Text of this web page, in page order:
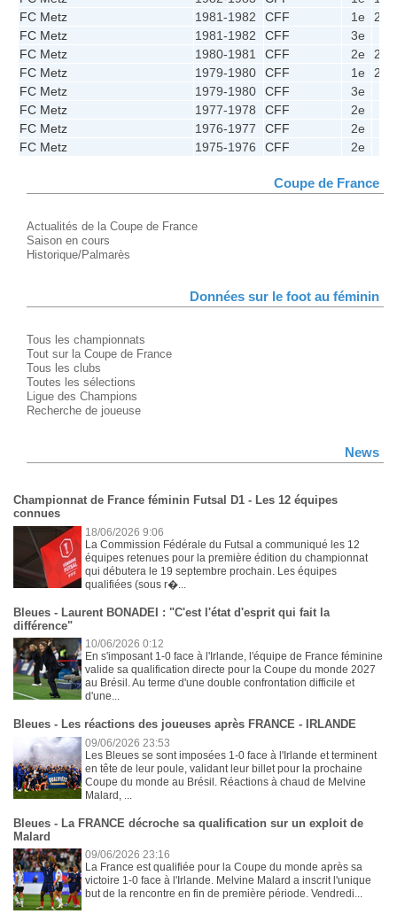
FC Metz
1981-1982 CFF 1e 26
FC Metz
1981-1982 CFF 3e
FC Metz
1980-1981 CFF 2e 20
FC Metz
1979-1980 CFF 1e 23
FC Metz
1979-1980 CFF 3e
FC Metz
1977-1978 CFF 2e
FC Metz
1976-1977 CFF 2e
FC Metz
1975-1976 CFF 2e
Coupe de France
Actualités de la Coupe de France
Saison en cours
Historique/Palmarès
Données sur le foot au féminin
Tous les championnats
Tout sur la Coupe de France
Tous les clubs
Toutes les sélections
Ligue des Champions
Recherche de joueuse
News
Championnat de France féminin Futsal D1 - Les 12 équipes
connues
18/06/2026 9:06
La Commission Fédérale du Futsal a communiqué les 12
équipes retenues pour la première édition du championnat
qui débutera le 19 septembre prochain. Les équipes
qualifiées (sous r�...
Bleues - Laurent BONADEI : "C'est l'état d'esprit qui fait la
différence"
10/06/2026 0:12
En s'imposant 1-0 face à l'Irlande, l'équipe de France féminine
valide sa qualification directe pour la Coupe du monde 2027
au Brésil. Au terme d'une double confrontation difficile et
d'une...
Bleues - Les réactions des joueuses après FRANCE - IRLANDE
09/06/2026 23:53
Les Bleues se sont imposées 1-0 face à l'Irlande et terminent
en tête de leur poule, validant leur billet pour la prochaine
Coupe du monde au Brésil. Réactions à chaud de Melvine
Malard, ...
Bleues - La FRANCE décroche sa qualification sur un exploit de
Malard
09/06/2026 23:16
La France est qualifiée pour la Coupe du monde après sa
victoire 1-0 face à l'Irlande. Melvine Malard a inscrit l'unique
but de la rencontre en fin de première période. Vendredi...